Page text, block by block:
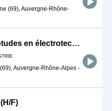
(69), Auvergne-Rhône-
Technicien/Ingénieur d'études en électrotechnique (F/H)
Auvergne-Rhône-Alpes -
F)